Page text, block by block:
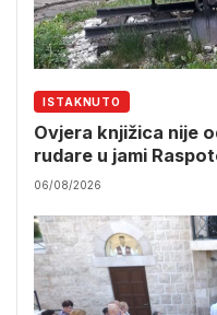
ISTAKNUTO
Ovjera knjižica nije
rudare u jami
06/08/2026